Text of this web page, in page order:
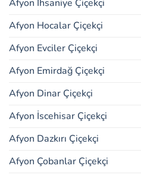
Afyon İhsaniye Çiçekçi
Afyon Hocalar Çiçekçi
Afyon Evciler Çiçekçi
Afyon Emirdağ Çiçekçi
Afyon Dinar Çiçekçi
Afyon İscehisar Çiçekçi
Afyon Dazkırı Çiçekçi
Afyon Çobanlar Çiçekçi